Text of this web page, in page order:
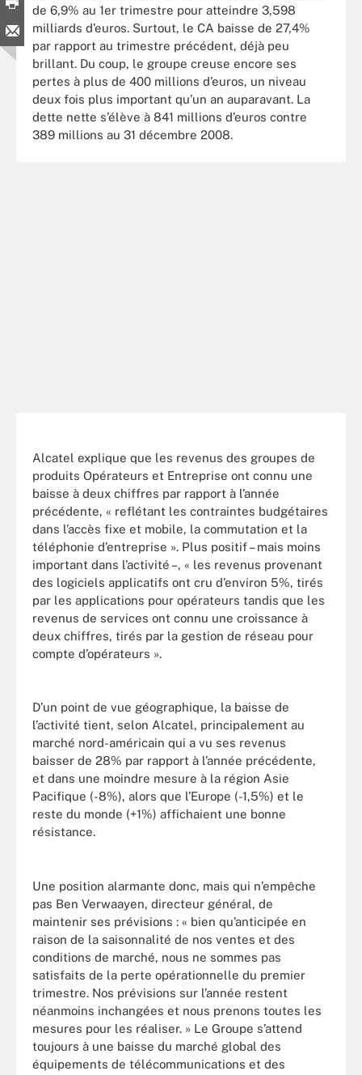
de 6,9% au 1er trimestre pour atteindre 3,598
milliards d’euros. Surtout, le CA baisse de 27,4%
par rapport au trimestre précédent, déjà peu
brillant. Du coup, le groupe creuse encore ses
pertes à plus de 400 millions d’euros, un niveau
deux fois plus important qu’un an auparavant. La
dette nette s’élève à 841 millions d’euros contre
389 millions au 31 décembre 2008.
Alcatel explique que les revenus des groupes de
produits Opérateurs et Entreprise ont connu une
baisse à deux chiffres par rapport à l’année
précédente, « reflétant les contraintes budgétaires
dans l’accès fixe et mobile, la commutation et la
téléphonie d’entreprise ». Plus positif – mais moins
important dans l’activité –, « les revenus provenant
des logiciels applicatifs ont cru d’environ 5%, tirés
par les applications pour opérateurs tandis que les
revenus de services ont connu une croissance à
deux chiffres, tirés par la gestion de réseau pour
compte d’opérateurs ».
D’un point de vue géographique, la baisse de
l’activité tient, selon Alcatel, principalement au
marché nord-américain qui a vu ses revenus
baisser de 28% par rapport à l’année précédente,
et dans une moindre mesure à la région Asie
Pacifique (-8%), alors que l’Europe (-1,5%) et le
reste du monde (+1%) affichaient une bonne
résistance.
Une position alarmante donc, mais qui n’empêche
pas Ben Verwaayen, directeur général, de
maintenir ses prévisions : « bien qu’anticipée en
raison de la saisonnalité de nos ventes et des
conditions de marché, nous ne sommes pas
satisfaits de la perte opérationnelle du premier
trimestre. Nos prévisions sur l’année restent
néanmoins inchangées et nous prenons toutes les
mesures pour les réaliser. » Le Groupe s’attend
toujours à une baisse du marché global des
équipements de télécommunications et des